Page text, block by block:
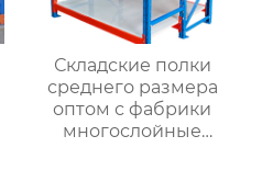
Складские полки
среднего размера
оптом с фабрики
многослойные